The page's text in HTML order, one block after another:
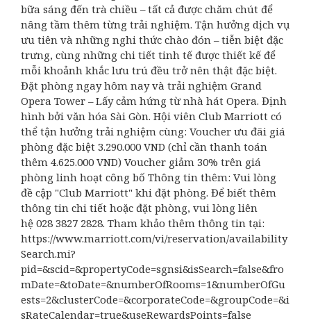
bữa sáng đến trà chiều – tất cả được chăm chút để
nâng tầm thêm từng trải nghiệm. Tận hưởng dịch vụ
ưu tiên và những nghi thức chào đón – tiễn biệt đặc
trưng, cùng những chi tiết tinh tế được thiết kế để
mỗi khoảnh khắc lưu trú đều trở nên thật đặc biệt.
Đặt phòng ngay hôm nay và trải nghiệm Grand
Opera Tower – Lấy cảm hứng từ nhà hát Opera. Định
hình bởi văn hóa Sài Gòn. Hội viên Club Marriott có
thể tận hưởng trải nghiệm cùng: Voucher ưu đãi giá
phòng đặc biệt 3.290.000 VND (chỉ cần thanh toán
thêm 4.625.000 VND) Voucher giảm 30% trên giá
phòng linh hoạt công bố Thông tin thêm: Vui lòng
đề cập "Club Marriott" khi đặt phòng. Để biết thêm
thông tin chi tiết hoặc đặt phòng, vui lòng liên
hệ 028 3827 2828. Tham khảo thêm thông tin tại:
https://www.marriott.com/vi/reservation/availability
Search.mi?
pid=&scid=&propertyCode=sgnsi&isSearch=false&fro
mDate=&toDate=&numberOfRooms=1&numberOfGu
ests=2&clusterCode=&corporateCode=&groupCode=&i
sRateCalendar=true&useRewardsPoints=false